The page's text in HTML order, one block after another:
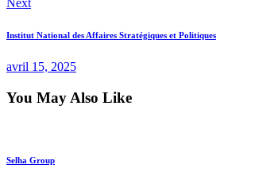
Next
Institut National des Affaires Stratégiques et Politiques
avril 15, 2025
You May Also Like
Selha Group